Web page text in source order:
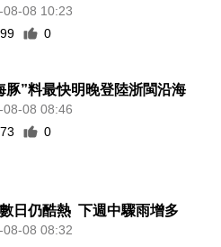
08-08 10:23
0
豚”料最快明晚登陸浙閩沿海
08-08 08:46
0
日仍酷熱 下週中驟雨增多
08-08 08:32